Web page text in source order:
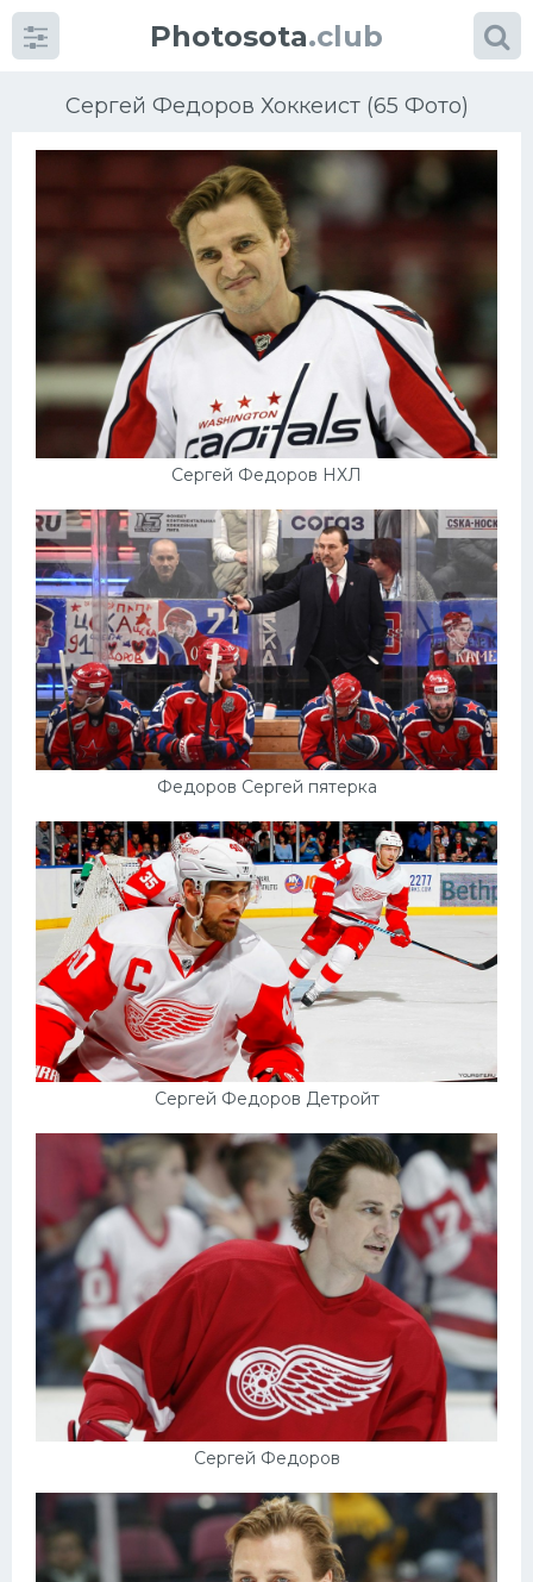
Photosota.club
Сергей Федоров Хоккеист (65 Фото)
Сергей Федоров НХЛ
Федоров Сергей пятерка
Сергей Федоров Детройт
Сергей Федоров
Фото
Еще картинки...
Футбол
Баскетбол
Велогонки
Конькобежный спорт
Тренажеры
Интерьер квартиры